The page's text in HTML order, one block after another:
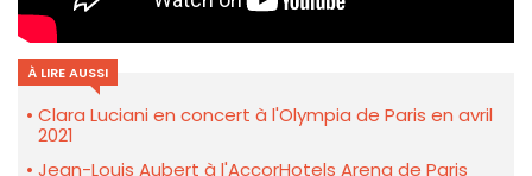
À LIRE AUSSI
Clara Luciani en concert à l'Olympia de Paris en avril
2021
Jean-Louis Aubert à l'AccorHotels Arena de Paris